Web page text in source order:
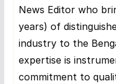
News Editor who
years) of
industry to the
expertise is
commitment to